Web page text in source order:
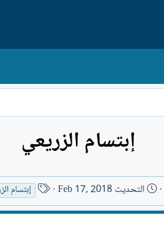
إبتسام الزريعي
التحديثFeb 17, 2018
ا
س
م
إبتسام